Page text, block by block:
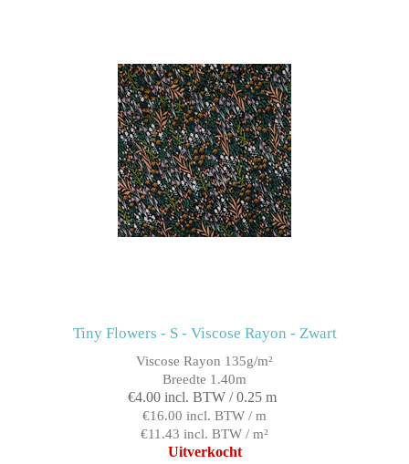
Tiny Flowers - S - Viscose Rayon - Zwart
Viscose Rayon 135g/m²
Breedte 1.40m
€4.00 incl. BTW / 0.25 m
€16.00 incl. BTW / m
€11.43 incl. BTW / m²
Uitverkocht